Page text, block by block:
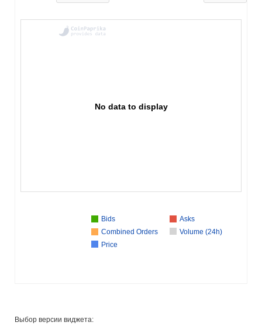
No data to display
Bids
Asks
Combined Orders
Volume (24h)
Price
Выбор версии виджета: